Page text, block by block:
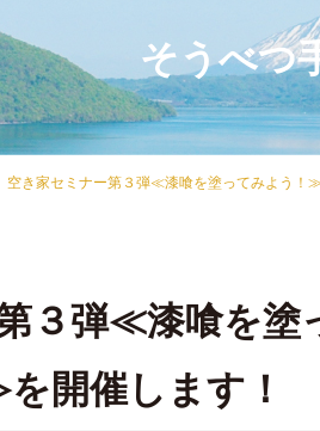
そうべつ
空き家セミナー第３弾≪漆喰を塗ってみよう！≫
３弾≪漆喰を塗
開催します！